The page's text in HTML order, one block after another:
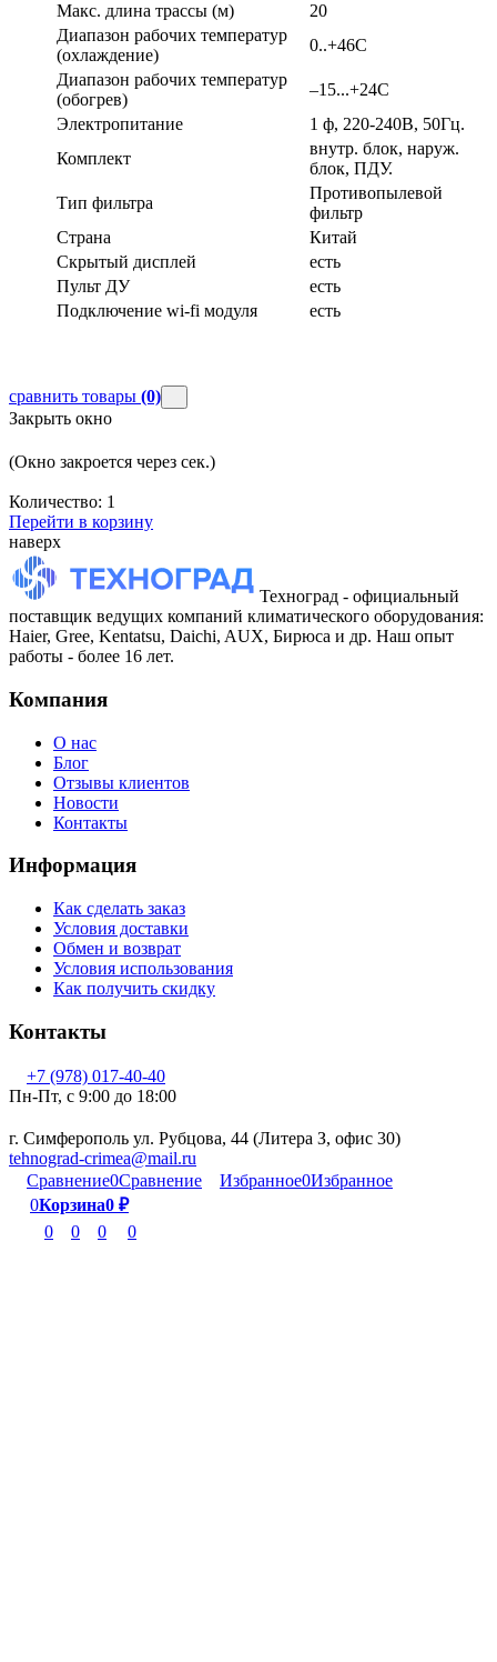
Макс. длина трассы (м)
20
Диапазон рабочих температур
(охлаждение)
0..+46С
Диапазон рабочих температур
(обогрев)
–15...+24С
Электропитание
1 ф, 220-240В, 50Гц.
Комплект
внутр. блок, наруж.
блок, ПДУ.
Тип фильтра
Противопылевой
фильтр
Страна
Китай
Скрытый дисплей
есть
Пульт ДУ
есть
Подключение wi-fi модуля
есть
сравнить товары (0)
Закрыть окно
(Окно закроется через сек.)
Количество: 1
Перейти в корзину
наверх
Техноград - официальный
поставщик ведущих компаний климатического оборудования:
Haier, Gree, Kentatsu, Daichi, AUX, Бирюса и др. Наш опыт
работы - более 16 лет.
Компания
О нас
Блог
Отзывы клиентов
Новости
Контакты
Информация
Как сделать заказ
Условия доставки
Обмен и возврат
Условия использования
Как получить скидку
Контакты
+7 (978) 017-40-40
Пн-Пт, c 9:00 до 18:00
г. Симферополь ул. Рубцова, 44 (Литера З, офис 30)
tehnograd-crimea@mail.ru
Сравнение0Сравнение Избранное0Избранное
0Корзина0 ₽
0
0 0 0